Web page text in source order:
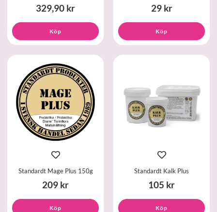
329,90 kr
Köp
29 kr
Köp
Standardt Mage Plus 150g
209 kr
Köp
Standardt Kalk Plus
105 kr
Köp